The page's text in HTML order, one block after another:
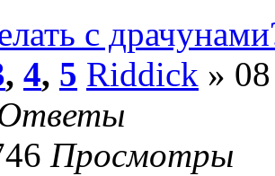
с
, 4, 5 Riddick »
Просмотры